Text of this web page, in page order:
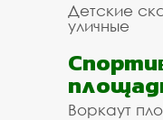
Детские
уличные
Воркаут